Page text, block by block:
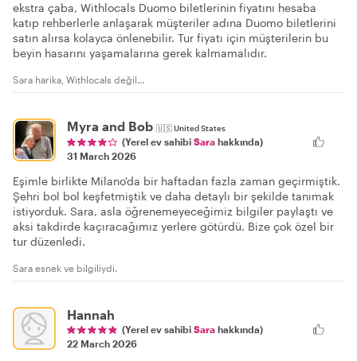
ekstra çaba, Withlocals Duomo biletlerinin fiyatını hesaba
katıp rehberlerle anlaşarak müşteriler adına Duomo biletlerini
satın alırsa kolayca önlenebilir. Tur fiyatı için müşterilerin bu
beyin hasarını yaşamalarına gerek kalmamalıdır.
Sara harika, Withlocals değil…
Myra and Bob 🇺🇸United States
(Yerel ev sahibi Sara hakkında)
31 March 2026
Eşimle birlikte Milano'da bir haftadan fazla zaman geçirmiştik.
Şehri bol bol keşfetmiştik ve daha detaylı bir şekilde tanımak
istiyorduk. Sara, asla öğrenemeyeceğimiz bilgiler paylaştı ve
aksi takdirde kaçıracağımız yerlere götürdü. Bize çok özel bir
tur düzenledi.
Sara esnek ve bilgiliydi.
Hannah
(Yerel ev sahibi Sara hakkında)
22 March 2026